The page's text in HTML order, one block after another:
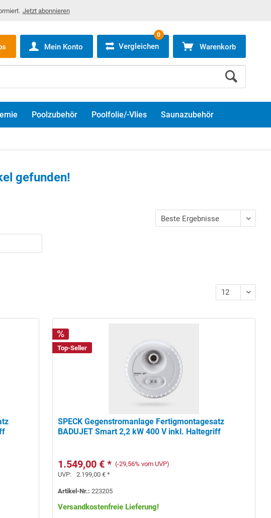
Jetzt abonnieren
Mein Konto Vergleichen
0
Warenkorb
Poolzubehör Poolfolie/-Vlies Saunazubehör
gefunden!
Top-Seller
SPECK Gegenstromanlage Fertigmontagesatz
BADUJET Smart 2,2 kW 400 V inkl. Haltegriff
1.549,00 € * (-29,56% vom UVP)
UVP:
2.199,00 € *
Artikel-Nr.:223205
Versandkostenfreie Lieferung!